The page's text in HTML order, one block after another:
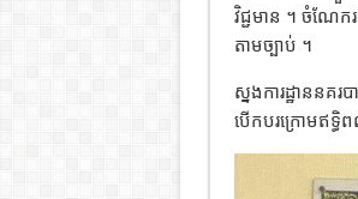
វិជ្ជមាន ។ ចំណែក
តាមច្បាប់ ។
ស្នងការដ្ឋាននគ
បើកបរក្រោមឥទ្ធិ